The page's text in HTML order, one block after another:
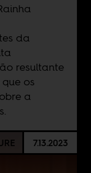
da
resultante
os
a
7.13.2023